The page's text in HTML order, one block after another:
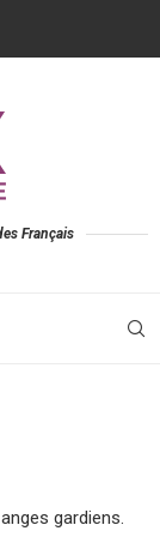
Français
gardiens.